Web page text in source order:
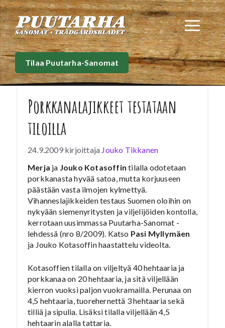
Siirry
sisältöön
Tilaa Puutarha-Sanomat
Porkkanalajikkeet testataan
tiloilla
24.9.2009 kirjoittaja Jouko Tikkanen
Merja ja Jouko Kotasoffin tilalla odotetaan
porkkanasta hyvää satoa, mutta korjuuseen
päästään vasta ilmojen kylmettyä.
Vihanneslajikkeiden testaus Suomen oloihin on
nykyään siemenyritysten ja viljelijöiden kontolla,
kerrotaan uusimmassa Puutarha-Sanomat -
lehdessä (nro 8/2009). Katso Pasi Myllymäen
ja Jouko Kotasoffin haastattelu videolta.
Kotasoffien tilalla on viljeltyä 40 hehtaaria ja
porkkanaa on 20 hehtaaria, ja sitä viljellään
kierron vuoksi paljon vuokramailla. Perunaa on
4,5 hehtaaria, tuorehernettä 3 hehtaaria sekä
tilliä ja sipulia. Lisäksi tilalla viljellään 4,5
hehtaarin alalla tattaria.